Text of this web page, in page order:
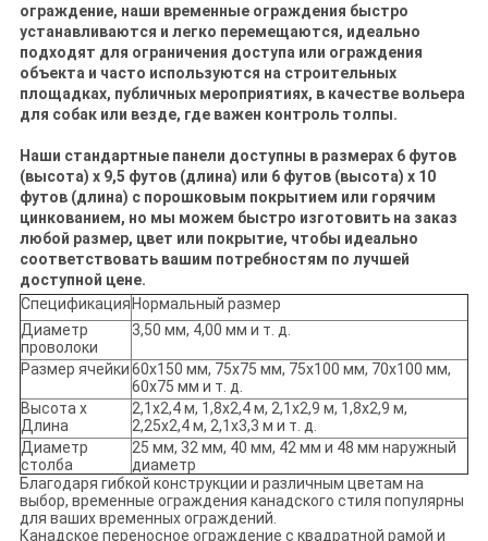
ограждение, наши временные ограждения быстро
устанавливаются и легко перемещаются, идеально
подходят для ограничения доступа или ограждения
объекта и часто используются на строительных
площадках, публичных мероприятиях, в качестве вольера
для собак или везде, где важен контроль толпы.
Наши стандартные панели доступны в размерах 6 футов
(высота) x 9,5 футов (длина) или 6 футов (высота) x 10
футов (длина) с порошковым покрытием или горячим
цинкованием, но мы можем быстро изготовить на заказ
любой размер, цвет или покрытие, чтобы идеально
соответствовать вашим потребностям по лучшей
доступной цене.
Спецификация Нормальный размер
Диаметр
проволоки
3,50 мм, 4,00 мм и т. д.
Размер ячейки60x150 мм, 75x75 мм, 75x100 мм, 70x100 мм,
60x75 мм и т. д.
Высота x
Длина
2,1x2,4 м, 1,8x2,4 м, 2,1x2,9 м, 1,8x2,9 м,
2,25x2,4 м, 2,1x3,3 м и т. д.
Диаметр
столба
25 мм, 32 мм, 40 мм, 42 мм и 48 мм наружный
диаметр
Благодаря гибкой конструкции и различным цветам на
выбор, временные ограждения канадского стиля популярны
для ваших временных ограждений.
Канадское переносное ограждение с квадратной рамой и